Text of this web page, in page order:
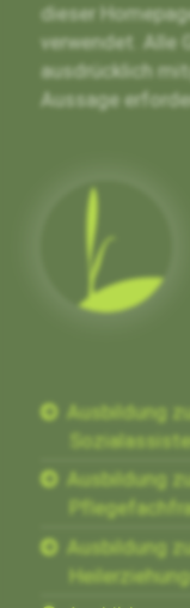
dieser
verwendet. Alle
ausdrücklich
Aussage
Ausbildung
Ausbildung
Ausbildung